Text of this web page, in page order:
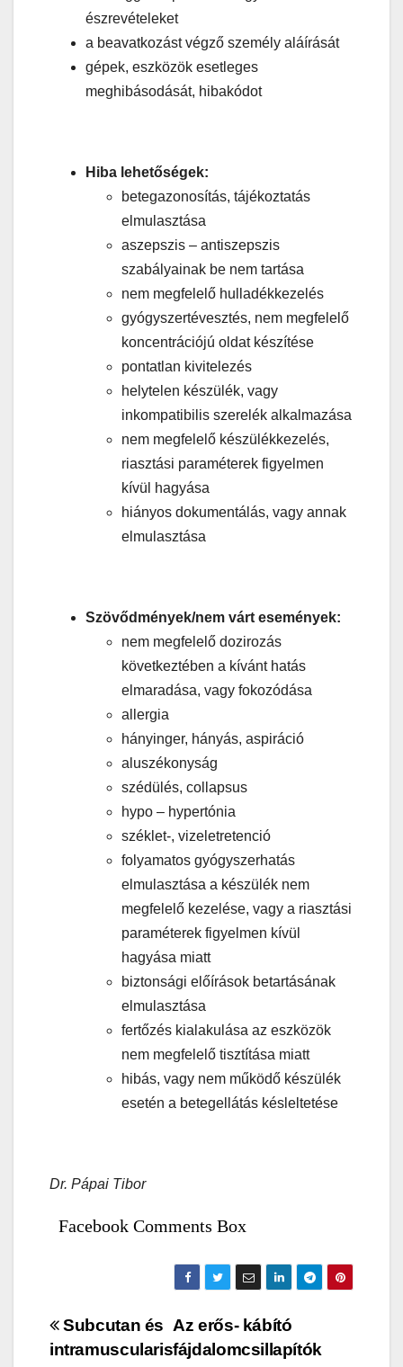
észrevételeket
a beavatkozást végző személy aláírását
gépek, eszközök esetleges
meghibásodását, hibakódot
H iba lehetőségek:
betegazonosítás, tájékoztatás
elmulasztása
aszepszis – antiszepszis
szabályainak be nem tartása
nem megfelelő hulladékkezelés
gyógyszertévesztés, nem megfelelő
koncentrációjú oldat készítése
pontatlan kivitelezés
helytelen készülék, vagy
inkompatibilis szerelék alkalmazása
nem megfelelő készülékkezelés,
riasztási paraméterek figyelmen
kívül hagyása
hiányos dokumentálás, vagy annak
elmulasztása
Szövődmények/nem várt események:
nem megfelelő dozirozás
következtében a kívánt hatás
elmaradása, vagy fokozódása
allergia
hányinger, hányás, aspiráció
aluszékonyság
szédülés, collapsus
hypo – hypertónia
széklet-, vizeletretenció
folyamatos gyógyszerhatás
elmulasztása a készülék nem
megfelelő kezelése, vagy a riasztási
paraméterek figyelmen kívül
hagyása miatt
biztonsági előírások betartásának
elmulasztása
fertőzés kialakulása az eszközök
nem megfelelő tisztítása miatt
hibás, vagy nem működő készülék
esetén a betegellátás késleltetése
Dr. Pápai Tibor
Facebook Comments Box
BejegyzésAz erős- kábító
fájdalomcsillapítók
Subcutan és
intramuscularis